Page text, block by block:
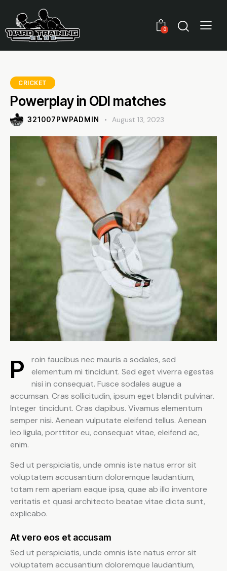
0
CRICKET
Powerplay in ODI matches
321007PWPADMIN August 13, 2023
Proin faucibus nec mauris a sodales, sed
elementum mi tincidunt. Sed eget viverra egestas
nisi in consequat. Fusce sodales augue a
accumsan. Cras sollicitudin, ipsum eget blandit pulvinar.
Integer tincidunt. Cras dapibus. Vivamus elementum
semper nisi. Aenean vulputate eleifend tellus. Aenean
leo ligula, porttitor eu, consequat vitae, eleifend ac,
enim.
Sed ut perspiciatis, unde omnis iste natus error sit
voluptatem accusantium doloremque laudantium,
totam rem aperiam eaque ipsa, quae ab illo inventore
veritatis et quasi architecto beatae vitae dicta sunt,
explicabo.
At vero eos et accusam
Sed ut perspiciatis, unde omnis iste natus error sit
voluptatem accusantium doloremque laudantium,